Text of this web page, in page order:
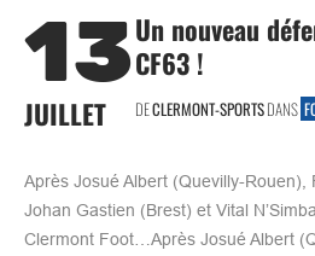
13
JUILLET
Un nouveau
CF63 !
DECLERMONT-SPORTSDANS
Après Josué Albert (Quevilly-Rouen),
Johan Gastien (Brest) et Vital
Clermont Foot…Après Josué Albert